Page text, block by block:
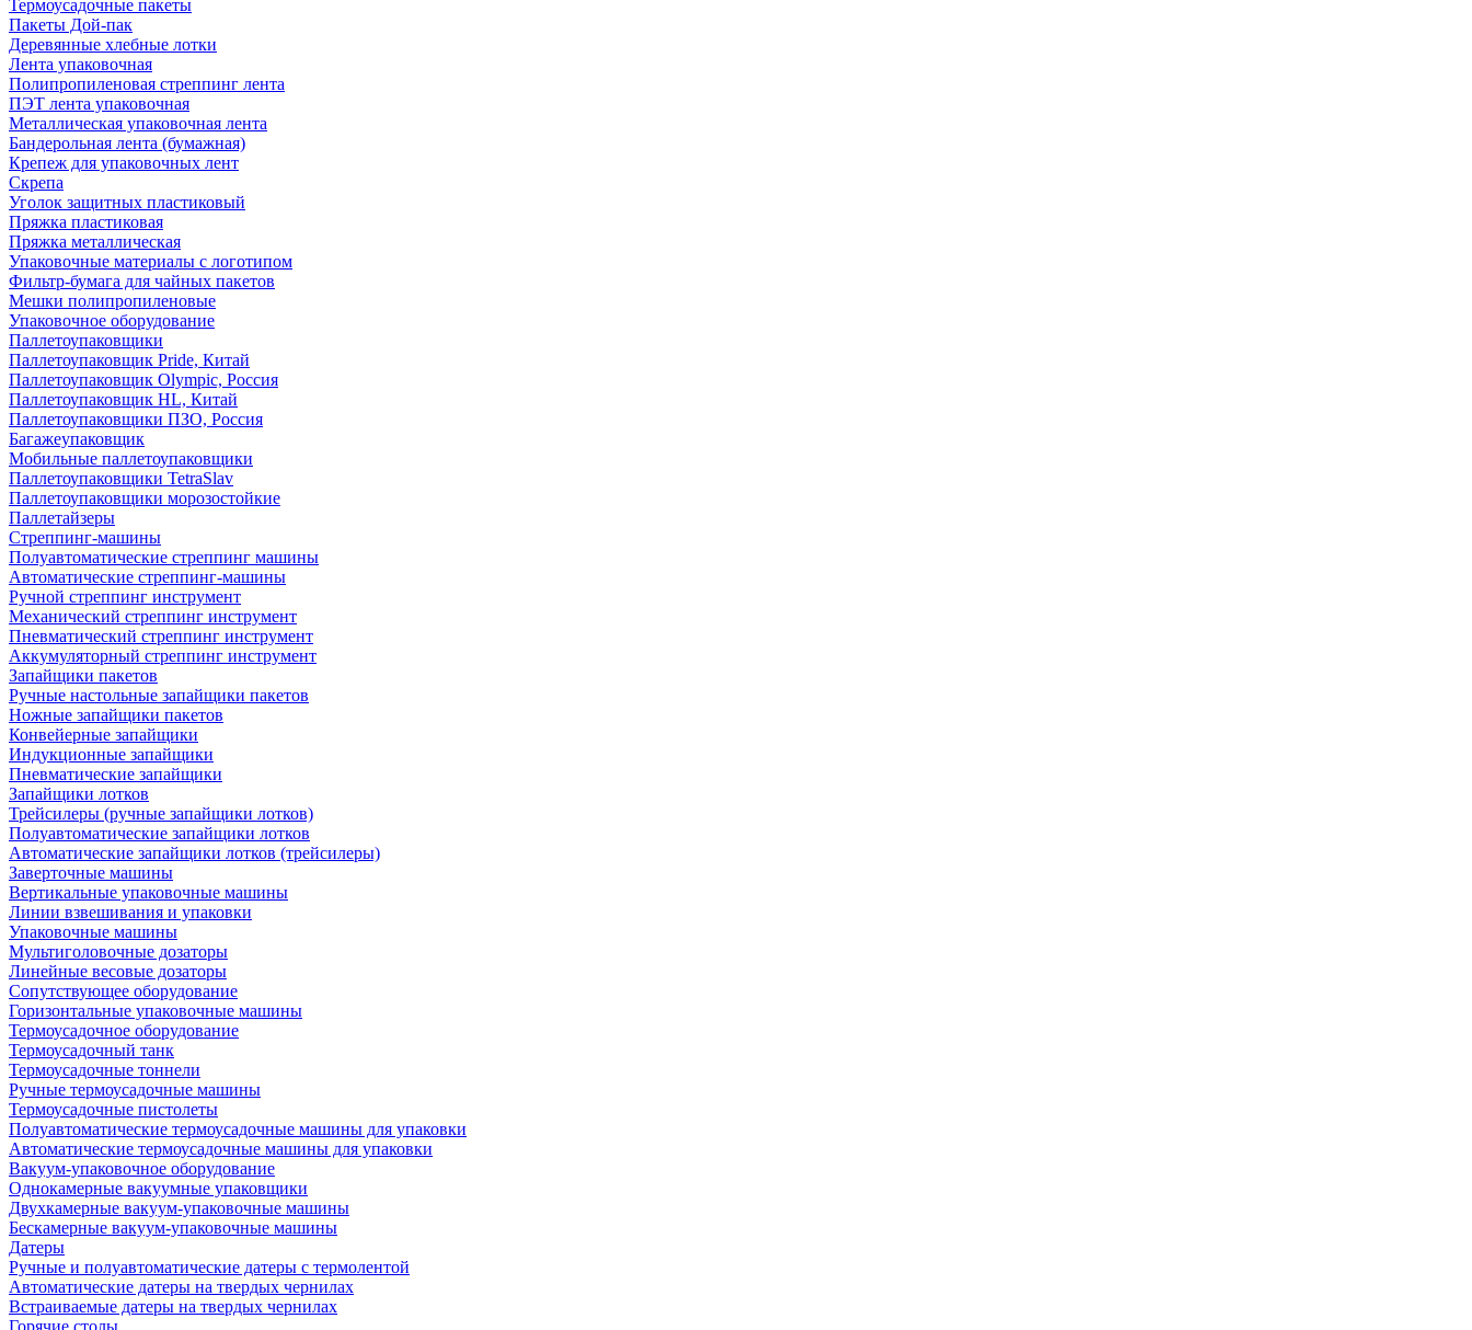
Термоусадочные пакеты
Пакеты Дой-пак
Деревянные хлебные лотки
Лента упаковочная
Полипропиленовая стреппинг лента
ПЭТ лента упаковочная
Металлическая упаковочная лента
Бандерольная лента (бумажная)
Крепеж для упаковочных лент
Скрепа
Уголок защитных пластиковый
Пряжка пластиковая
Пряжка металлическая
Упаковочные материалы с логотипом
Фильтр-бумага для чайных пакетов
Мешки полипропиленовые
Упаковочное оборудование
Паллетоупаковщики
Паллетоупаковщик Pride, Китай
Паллетоупаковщик Olympic, Россия
Паллетоупаковщик HL, Китай
Паллетоупаковщики ПЗО, Россия
Багажеупаковщик
Мобильные паллетоупаковщики
Паллетоупаковщики TetraSlav
Паллетоупаковщики морозостойкие
Паллетайзеры
Стреппинг-машины
Полуавтоматические стреппинг машины
Автоматические стреппинг-машины
Ручной стреппинг инструмент
Механический стреппинг инструмент
Пневматический стреппинг инструмент
Аккумуляторный стреппинг инструмент
Запайщики пакетов
Ручные настольные запайщики пакетов
Ножные запайщики пакетов
Конвейерные запайщики
Индукционные запайщики
Пневматические запайщики
Запайщики лотков
Трейсилеры (ручные запайщики лотков)
Полуавтоматические запайщики лотков
Автоматические запайщики лотков (трейсилеры)
Заверточные машины
Вертикальные упаковочные машины
Линии взвешивания и упаковки
Упаковочные машины
Мультиголовочные дозаторы
Линейные весовые дозаторы
Сопутствующее оборудование
Горизонтальные упаковочные машины
Термоусадочное оборудование
Термоусадочный танк
Термоусадочные тоннели
Ручные термоусадочные машины
Термоусадочные пистолеты
Полуавтоматические термоусадочные машины для упаковки
Автоматические термоусадочные машины для упаковки
Вакуум-упаковочное оборудование
Однокамерные вакуумные упаковщики
Двухкамерные вакуум-упаковочные машины
Бескамерные вакуум-упаковочные машины
Датеры
Ручные и полуавтоматические датеры с термолентой
Автоматические датеры на твердых чернилах
Встраиваемые датеры на твердых чернилах
Горячие столы